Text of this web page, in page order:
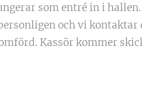
som entré in i
och vi
Kassör kommer